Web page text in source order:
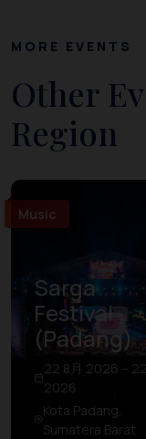
MORE EVENTS
Other
Region
Music
Sarga
Festival
(Padang)
22 8月 2026 –
2026
Kota Padang,
Sumatera Barat